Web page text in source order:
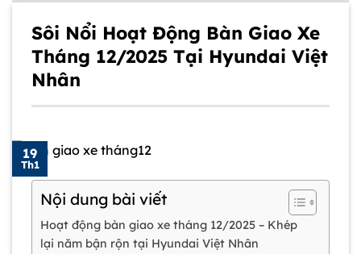
Sôi Nổi Hoạt Động Bàn Giao Xe
Tháng 12/2025 Tại Hyundai Việt
Nhân
19
Th1
Nội dung bài viết
Hoạt động bàn giao xe tháng 12/2025 – Khép
lại năm bận rộn tại Hyundai Việt Nhân